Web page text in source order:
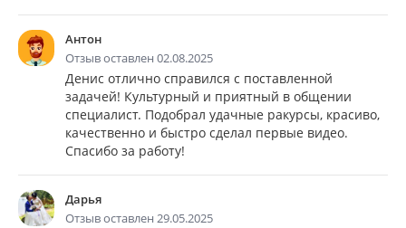
Антон
Отзыв оставлен 02.08.2025
Денис отлично справился с поставленной
задачей! Культурный и приятный в общении
специалист. Подобрал удачные ракурсы, красиво,
качественно и быстро сделал первые видео.
Спасибо за работу!
Дарья
Отзыв оставлен 29.05.2025